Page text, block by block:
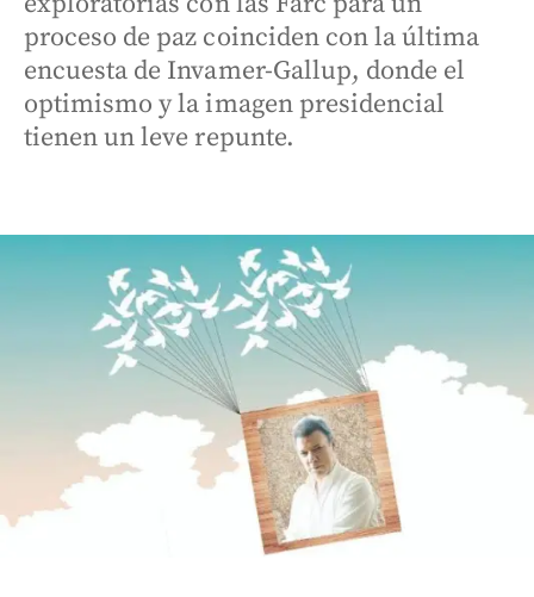
proceso de paz coinciden con la última
encuesta de Invamer-Gallup, donde el
optimismo y la imagen presidencial
tienen un leve repunte.